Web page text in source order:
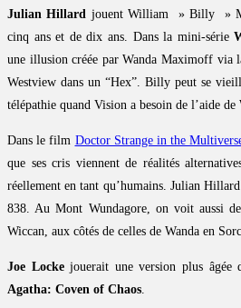
Julian Hillard jouent William » Billy »
cinq ans et de dix ans. Dans la mini-série
une illusion créée par Wanda Maximoff via
Westview dans un “Hex”. Billy peut se
télépathie quand Vision a besoin de l’aide de
Dans le film Doctor Strange in the
que ses cris viennent de réalités
réellement en tant qu’humains. Julian
838. Au Mont Wundagore, on voit aussi
Wiccan, aux côtés de celles de Wanda en
Joe Lockejouerait une version plus
Agatha: Coven of Chaos.